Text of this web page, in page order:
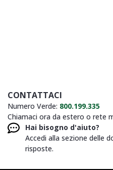
CONTATTACI
Numero Verde: 800.199.335
Chiamaci ora da estero o rete
Hai bisogno d'aiuto?
Accedi alla sezione delle
risposte.